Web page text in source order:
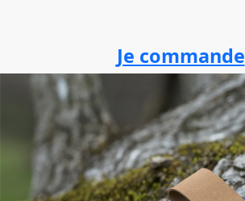
Je commande